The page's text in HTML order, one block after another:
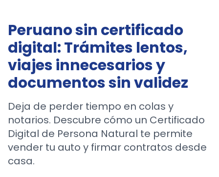
Peruano sin certificado
digital: Trámites lentos,
viajes innecesarios y
documentos sin validez
Deja de perder tiempo en colas y
notarios. Descubre cómo un Certificado
Digital de Persona Natural te permite
vender tu auto y firmar contratos desde
casa.